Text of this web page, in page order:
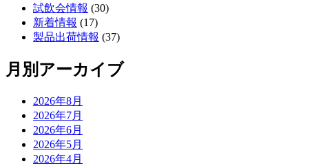
試飲会情報 (30)
新着情報 (17)
製品出荷情報 (37)
月別アーカイブ
2026年8月
2026年7月
2026年6月
2026年5月
2026年4月